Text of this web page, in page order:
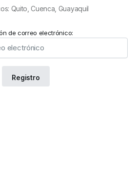
Quito, Cuenca, Guayaquil
de correo electrónico: